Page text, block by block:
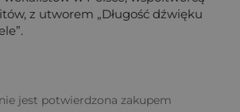
z utworem „Długość dźwięku
jest potwierdzona zakupem